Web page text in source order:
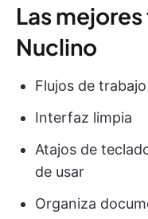
Las
Nuclino
Flujos de
Interfaz limpia
Atajos de
de usar
Organiza